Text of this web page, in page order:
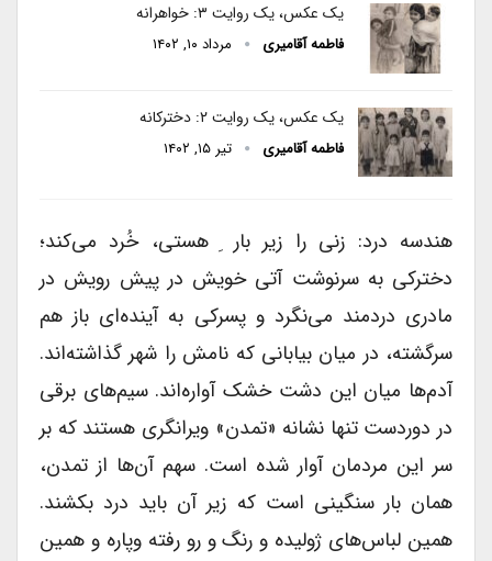
یک عکس، یک روایت ۳: خواهرانه
فاطمه آقامیری مرداد ۱۰, ۱۴۰۲
یک عکس، یک روایت ۲: دخترکانه
فاطمه آقامیری تیر ۱۵, ۱۴۰۲
هندسه درد: زنی را زیر بار ِ هستی، خُرد می‌کند؛
دخترکی به سرنوشت آتی خویش در پیش رویش در
مادری دردمند می‌نگرد و پسرکی به آینده‌ای باز هم
سرگشته، در میان بیابانی که نامش را شهر گذاشته‌اند.
آدم‌ها میان این دشت خشک آواره‌اند. سیم‌های برقی
در دوردست تنها نشانه «تمدن» ویرانگری هستند که بر
سر این مردمان آوار شده است. سهم آن‌ها از تمدن،
همان بار سنگینی است که زیر آن باید درد بکشند.
همین لباس‌های ژولیده و رنگ و رو رفته وپاره و همین